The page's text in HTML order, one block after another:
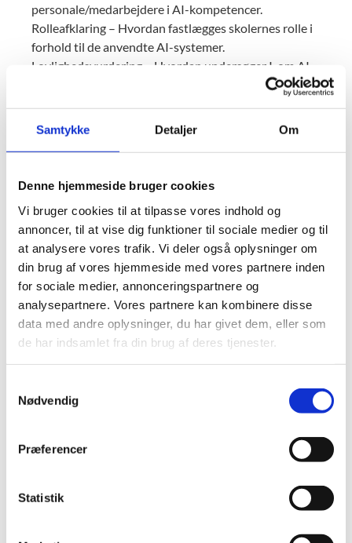
Samtykke Detaljer Om
Denne hjemmeside bruger cookies
Vi bruger cookies til at tilpasse vores indhold og
annoncer, til at vise dig funktioner til sociale medier og til
at analysere vores trafik. Vi deler også oplysninger om
din brug af vores hjemmeside med vores partnere inden
for sociale medier, annonceringspartnere og
analysepartnere. Vores partnere kan kombinere disse
data med andre oplysninger, du har givet dem, eller som
de har indsamlet fra din brug af deres tjenester.
Nødvendig
Præferencer
Statistik
personale/medarbejdere i AI-kompetencer.
Rolleafklaring – Hvordan fastlægges skolernes rolle i
forhold til de anvendte AI-systemer.
Lovlighedsvurdering – Hvordan undersøger I, om AI-
løsningerne overholder gældende lovgivning.
minimer I risici ved AI-systemerne.
Information og rettigheder – Hvordan sikres
rettigheder.
Politikker og retningslinjer – Bør skolerne etablerer
interne politikker for ansvarlig AI-anvendelse?
Supplerende mini-guide med konkrete
eksempler
Styrelsen for It og Læring har på baggrund af tidligere
vejledning udarbejdet en miniguide til lærere, skoleledelse,
rektor mv. Mini-guiden indeholder bl.a. konkrete eksempler